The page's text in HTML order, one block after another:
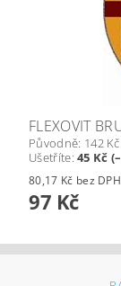
FLEXOVIT
Původně: 142 Kč
Ušetříte:45 Kč
80,17 Kč bez DPH
97 Kč